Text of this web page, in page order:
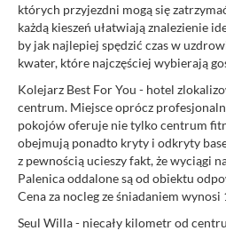
których przyjezdni mogą się
każdą kieszeń ułatwiają znalezienie
by jak najlepiej spędzić czas w
kwater, które najczęściej wybierają
Kolejarz Best For You - hotel
centrum. Miejsce oprócz
pokojów oferuje nie tylko centrum
obejmują ponadto kryty i odkryty
z pewnością ucieszy fakt, że wyciągi
Palenica oddalone są od obiektu
Cena za nocleg ze śniadaniem wynosi
Seul Willa - niecały kilometr od